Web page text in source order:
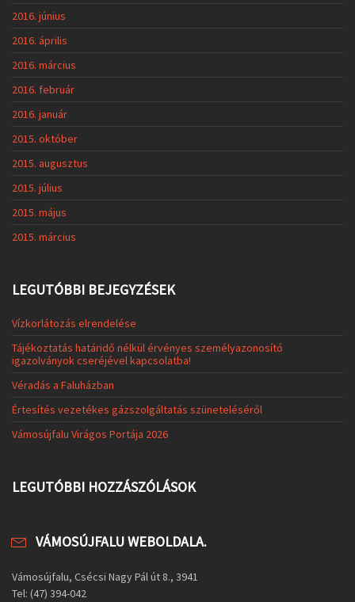
2016. június
2016. április
2016. március
2016. február
2016. január
2015. október
2015. augusztus
2015. július
2015. május
2015. március
LEGUTÓBBI BEJEGYZÉSEK
Vízkorlátozás elrendelése
Tájékoztatás határidő nélkül érvényes személyazonosító
igazolványok cseréjével kapcsolatba!
Véradás a Faluházban
Értesítés vezetékes gázszolgáltatás szüneteléséről
Vámosújfalu Virágos Portája 2026
LEGUTÓBBI HOZZÁSZÓLÁSOK
VÁMOSÚJFALU WEBOLDALA.
Vámosújfalu, Csécsi Nagy Pál út 8., 3941
Tel: (47) 394-042